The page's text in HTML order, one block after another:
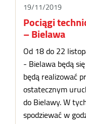
19/11/2019
Pociągi
– Bielawa
Od 18 do 22
- Bielawa będą
będą realizować
ostatecznym
do Bielawy. W
spodziewać w